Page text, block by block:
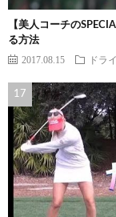
【美人コーチの
る方法
2017.08.15 ドラ